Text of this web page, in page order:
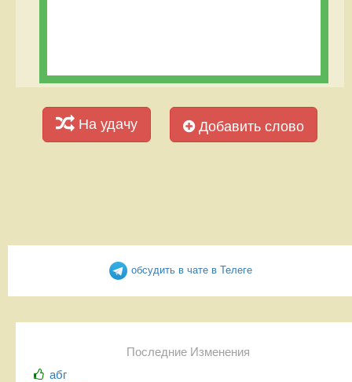
На удачу Добавить слово
обсудить в чате в Телеге
Последние Изменения
абг